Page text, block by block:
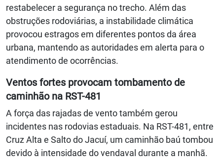
restabelecer a segurança no trecho. Além das
obstruções rodoviárias, a instabilidade climática
provocou estragos em diferentes pontos da área
urbana, mantendo as autoridades em alerta para o
atendimento de ocorrências.
Ventos fortes provocam tombamento de
caminhão na RST-481
A força das rajadas de vento também gerou
incidentes nas rodovias estaduais. Na RST-481, entre
Cruz Alta e Salto do Jacuí, um caminhão baú tombou
devido à intensidade do vendaval durante a manhã.